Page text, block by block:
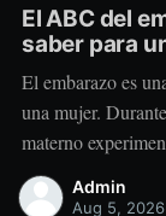
El ABC del
saber para
El embarazo es
una mujer.
materno
extraordinarios
“comer por dos”,
Admin
Aug 5, 2026